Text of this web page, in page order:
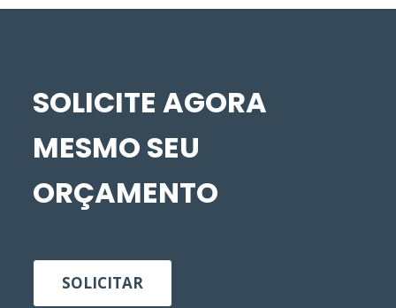
SOLICITE AGORA
MESMO SEU
ORÇAMENTO
SOLICITAR